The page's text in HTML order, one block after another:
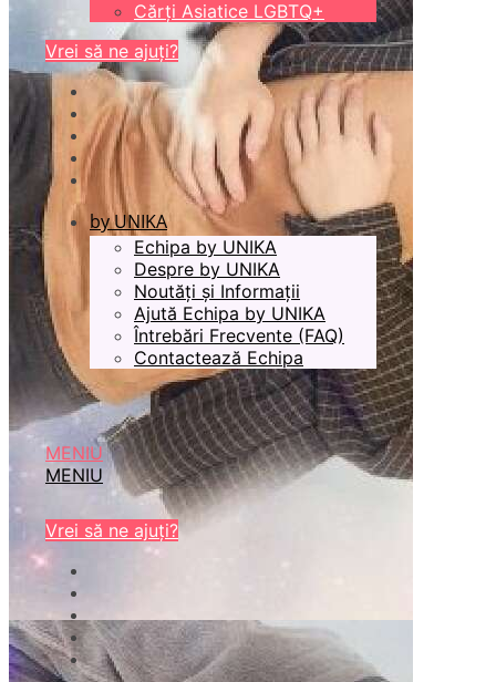
Cărți Asiatice LGBTQ+
Vrei să ne ajuți?
by UNIKA
Echipa by UNIKA
Despre by UNIKA
Noutăți și Informații
Ajută Echipa by UNIKA
Întrebări Frecvente (FAQ)
Contactează Echipa
MENIU
MENIU
Vrei să ne ajuți?